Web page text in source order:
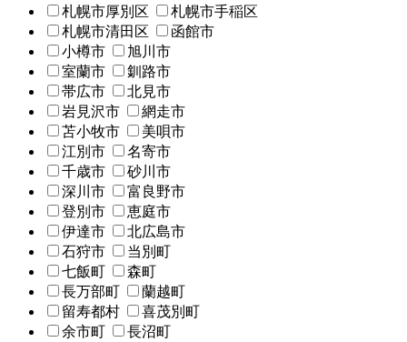
札幌市厚別区
札幌市手稲区
札幌市清田区
函館市
小樽市
旭川市
室蘭市
釧路市
帯広市
北見市
岩見沢市
網走市
苫小牧市
美唄市
江別市
名寄市
千歳市
砂川市
深川市
富良野市
登別市
恵庭市
伊達市
北広島市
石狩市
当別町
七飯町
森町
長万部町
蘭越町
留寿都村
喜茂別町
余市町
長沼町